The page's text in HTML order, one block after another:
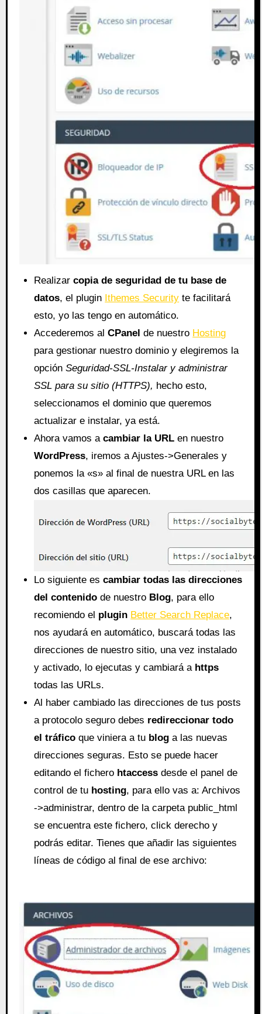
Realizarcopia de seguridad de tu base de
datos, el plugin Ithemes Security te facilitará
esto, yo las tengo en automático.
Accederemos alCPanel de nuestro Hosting
para gestionar nuestro dominio y elegiremos la
opciónSeguridad-SSL-Instalar y administrar
SSL para su sitio (HTTPS), hecho esto,
seleccionamos el dominio que queremos
actualizar e instalar, ya está.
Ahora vamos acambiar la URL en nuestro
WordPress, iremos a Ajustes->Generales y
ponemos la «s» al final de nuestra URL en las
dos casillas que aparecen.
Lo siguiente escambiar todas las direcciones
del contenido de nuestro Blog, para ello
recomiendo el plugin Better Search Replace,
nos ayudará en automático, buscará todas las
direcciones de nuestro sitio, una vez instalado
y activado, lo ejecutas y cambiará a https
todas las URLs.
Al haber cambiado las direcciones de tus posts
a protocolo seguro debes redireccionar todo
el tráfico que viniera a tu blog a las nuevas
direcciones seguras. Esto se puede hacer
editando el fichero htaccess desde el panel de
control de tu hosting, para ello vas a: Archivos
->administrar, dentro de la carpeta public_html
se encuentra este fichero, click derecho y
podrás editar. Tienes que añadir las siguientes
líneas de código al final de ese archivo: